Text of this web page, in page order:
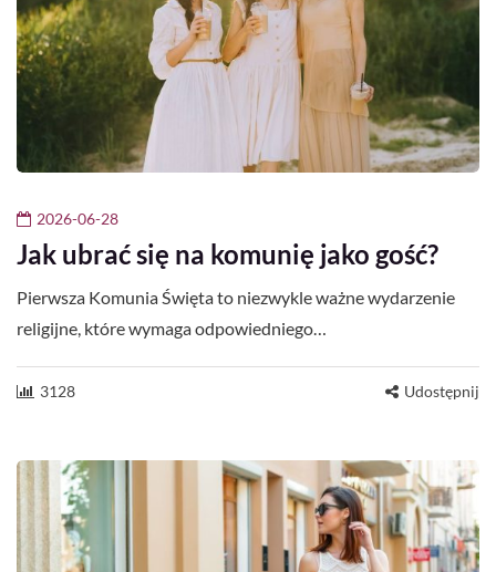
2026-06-28
Jak ubrać się na komunię jako gość?
Pierwsza Komunia Święta to niezwykle ważne wydarzenie
religijne, które wymaga odpowiedniego…
3128 Udostępnij